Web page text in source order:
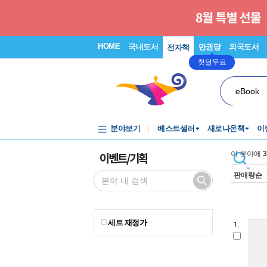
HOME 국내도서 전자책 만권당
첫달무료
외국도서
eBook
분야보기 베스트셀러 새로나온책 이
이벤트/기획
세트 재정가
이 분야에 3
판매량순
1.